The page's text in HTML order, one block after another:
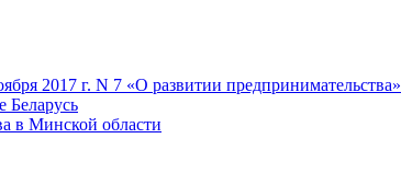
2017 г. N 7 «О развитии предпринимательства»
Беларусь
в Минской области